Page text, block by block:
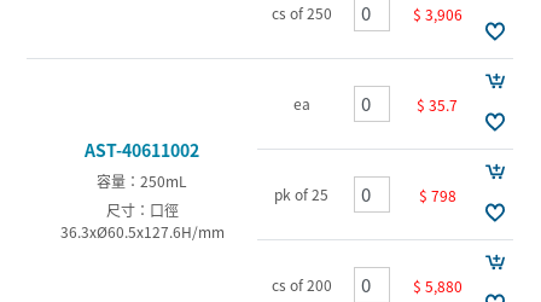
cs of 250 $ 3,906
AST-40611002
容量：250mL
尺寸：口徑
36.3xØ60.5x127.6H/mm
ea $ 35.7
pk of 25 $ 798
cs of 200 $ 5,880